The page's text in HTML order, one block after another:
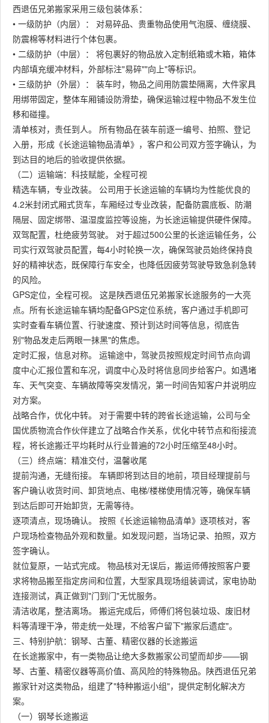
西退伍兄弟搬家采用三级包装体系：
• 一级防护（内层）： 对易碎品、贵重物品使用气泡膜、缠绕膜、
防震棉等材料进行个体包裹。
• 二级防护（中层）： 将包裹好的物品放入定制纸箱或木箱，箱体
内部填充缓冲材料，外部标注"易碎""向上"等标识。
• 三级防护（外层）： 装车时，物品之间用防震垫隔离，大件家具
用绑带固定，整体车厢铺设防滑垫，确保运输过程中物品不发生位
移和碰撞。
清单核对，责任到人。 所有物品在装车前逐一编号、拍照、登记
入册，形成《长途运输物品清单》，客户和公司双方签字确认，为
到达目的地后的验收提供依据。
（二）运输端：科技赋能，全程可视
精选车辆，专业改装。 公司用于长途运输的车辆均为性能优良的
4.2米封闭式厢式货车，车厢经过专业改装，配备防震底板、防潮
隔层、固定绑带、温湿度监控等设施，为长途运输提供硬件保障。
双驾配置，杜绝疲劳驾驶。 对于超过500公里的长途运输任务，公
司实行双驾驶员配置，每4小时轮换一次，确保驾驶员始终保持良
好的精神状态，既保障行车安全，也降低因疲劳驾驶导致急刹急转
的风险。
GPS定位，全程可视。 这是陕西退伍兄弟搬家长途服务的一大亮
点。所有长途运输车辆均配备GPS定位系统，客户通过手机即可
实时查看车辆位置、行驶速度、预计到达时间等信息，彻底告
别"物品发走后两眼一抹黑"的焦虑。
定时汇报，信息对称。 运输途中，驾驶员按照规定时间节点向调
度中心汇报位置和车况，调度中心及时将信息同步给客户。如遇堵
车、天气突变、车辆故障等突发情况，第一时间告知客户并说明应
对方案。
战略合作，优化中转。 对于需要中转的跨省长途运输，公司与全
国优质物流合作伙伴建立了战略合作关系，优化中转节点和衔接流
程，将长途搬迁平均耗时从行业普遍的72小时压缩至48小时。
（三）终点端：精准交付，温馨收尾
提前沟通，无缝衔接。 车辆即将到达目的地前，项目经理提前与
客户确认收货时间、卸货地点、电梯/楼梯使用情况等，确保车辆
到达后即可开始卸货，无需等待。
逐项清点，现场确认。 按照《长途运输物品清单》逐项核对，客
户现场检查物品外观和数量。如发现问题，当场记录、拍照，双方
签字确认。
就位复原，一站式完成。 物品核对无误后，搬运师傅按照客户要
求将物品搬至指定房间和位置，大型家具现场组装调试，家电协助
连接测试，真正做到"门到门"无忧服务。
清洁收尾，整洁离场。 搬运完成后，师傅们将包装垃圾、废旧材
料等清理干净，带走统一处理，不给客户留下"搬家后遗症"。
三、特别护航：钢琴、古董、精密仪器的长途搬运
在长途搬家中，有一类物品让绝大多数搬家公司望而却步——钢
琴、古董、精密仪器等高价值、高风险的特殊物品。陕西退伍兄弟
搬家针对这类物品，组建了"特种搬运小组"，提供定制化解决方
案。
（一）钢琴长途搬运